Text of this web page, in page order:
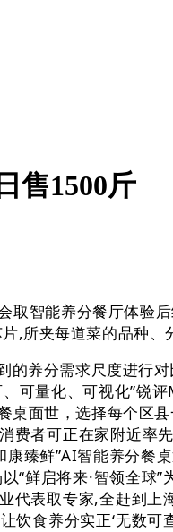
售1500斤
智能养分餐厅体验后
,所夹每道菜的品种、
养分需求尺度进行对
可量化、可视化”锐
面世，选择每个区
费者可正在家附近率
康臻鲜”AI智能养分餐
“鲜启将来·智领全
代表取专家,全赶到上
饮食养分实正‘无数